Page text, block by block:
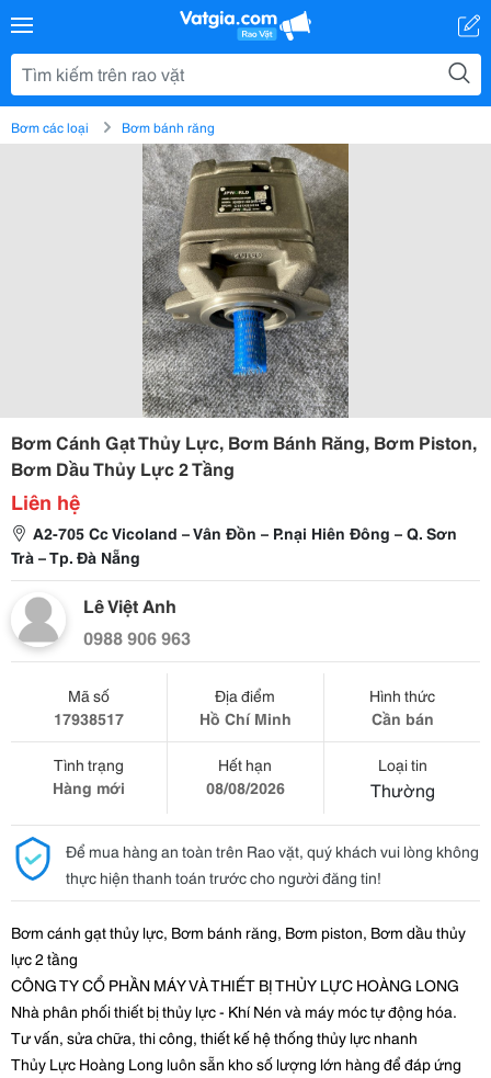
Bơm các loại Bơm bánh răng
Bơm Cánh Gạt Thủy Lực, Bơm Bánh Răng, Bơm Piston,
Bơm Dầu Thủy Lực 2 Tầng
Liên hệ
A2-705 Cc Vicoland – Vân Đồn – P.nại Hiên Đông – Q. Sơn
Trà – Tp. Đà Nẵng
Lê Việt Anh
0988 906 963
Mã số
17938517
Địa điểm
Hồ Chí Minh
Hình thức
Cần bán
Tình trạng
Hàng mới
Hết hạn
08/08/2026
Loại tin
Thường
Để mua hàng an toàn trên Rao vặt, quý khách vui lòng không
thực hiện thanh toán trước cho người đăng tin!
Bơm cánh gạt thủy lực, Bơm bánh răng, Bơm piston, Bơm dầu thủy
lực 2 tầng
CÔNG TY CỔ PHẦN MÁY VÀ THIẾT BỊ THỦY LỰC HOÀNG LONG
Nhà phân phối thiết bị thủy lực - Khí Nén và máy móc tự động hóa.
Tư vấn, sửa chữa, thi công, thiết kế hệ thống thủy lực nhanh
Thủy Lực Hoàng Long luôn sẵn kho số lượng lớn hàng để đáp ứng